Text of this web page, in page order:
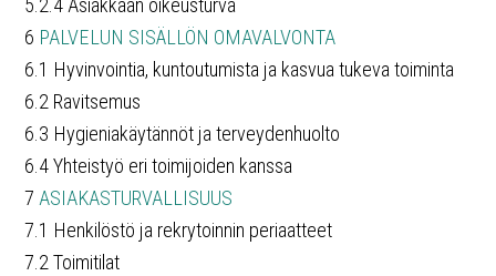
5.2.4 Asiakkaan oikeusturva
6 PALVELUN SISÄLLÖN OMAVALVONTA
6.1 Hyvinvointia, kuntoutumista ja kasvua tukeva toiminta
6.2 Ravitsemus
6.3 Hygieniakäytännöt ja terveydenhuolto
6.4 Yhteistyö eri toimijoiden kanssa
7ASIAKASTURVALLISUUS
7.1 Henkilöstö ja rekrytoinnin periaatteet
7.2 Toimitilat